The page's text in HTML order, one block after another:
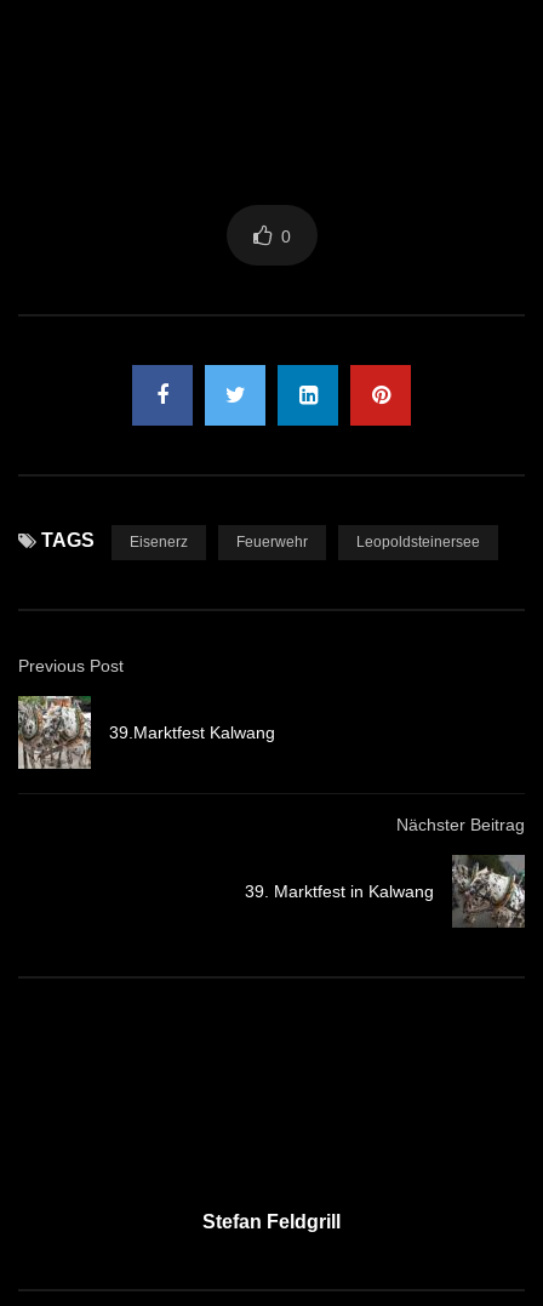
0
TAGS Eisenerz Feuerwehr Leopoldsteinersee
Previous Post
39.Marktfest Kalwang
Nächster Beitrag
39. Marktfest in Kalwang
Stefan Feldgrill